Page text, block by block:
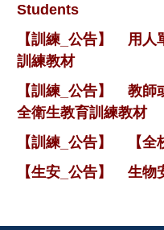
Students
【訓練_公告】
用人
訓練教材
【訓練_公告】
教師
全衛生教育訓練教材
【訓練_公告】
【全
【生安_公告】
生物